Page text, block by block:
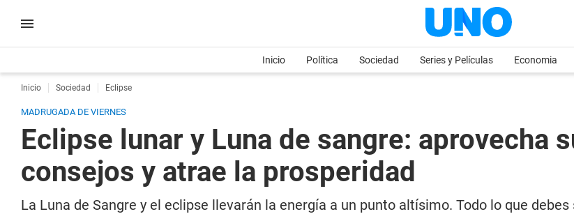
Inicio Política Sociedad Series y Películas Economia
Inicio Sociedad Eclipse
MADRUGADA DE VIERNES
Eclipse lunar y Luna de sangre: aprovecha
consejos y atrae la prosperidad
La Luna de Sangre y el eclipse llevarán la energía a un punto altísimo. Todo lo que